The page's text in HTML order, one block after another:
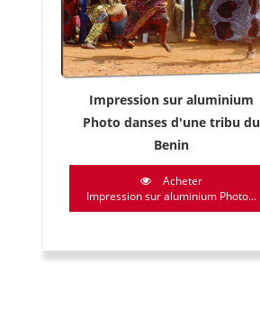
Impression sur aluminium
Photo danses d'une tribu du
Benin
Acheter
Impression sur aluminium Photo...